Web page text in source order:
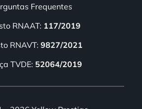
Frequentes
RNAAT: 117/2019
RNAVT: 9827/2021
TVDE: 52064/2019